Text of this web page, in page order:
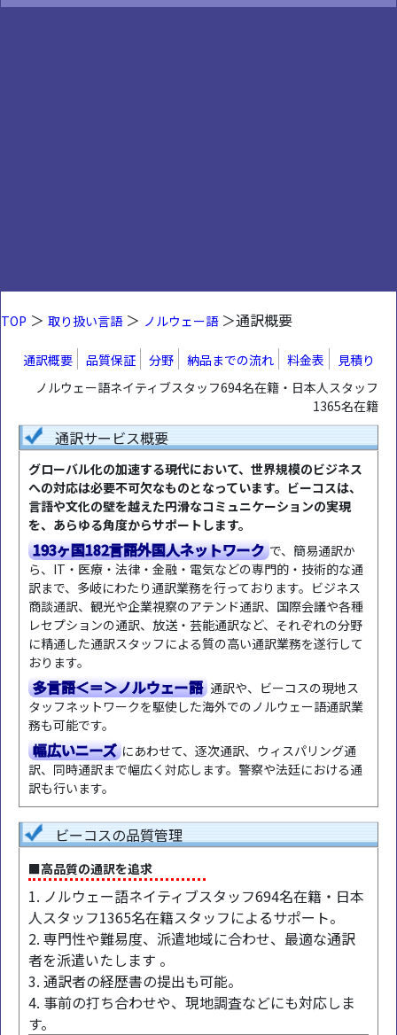
TOP ＞ 取り扱い言語＞ ノルウェー語＞通訳概要
通訳概要 品質保証 分野 納品までの流れ 料金表
見積り
ノルウェー語ネイティブスタッフ694名在籍・日本人スタッフ
1365名在籍
通訳サービス概要
グローバル化の加速する現代において、世界規模のビジネス
への対応は必要不可欠なものとなっています。ビーコスは、
言語や文化の壁を越えた円滑なコミュニケーションの実現
を、あらゆる角度からサポートします。
193ヶ国182言語外国人ネットワーク で、簡易通訳か
ら、IT・医療・法律・金融・電気などの専門的・技術的な通
訳まで、多岐にわたり通訳業務を行っております。ビジネス
商談通訳、観光や企業視察のアテンド通訳、国際会議や各種
レセプションの通訳、放送・芸能通訳など、それぞれの分野
に精通した通訳スタッフによる質の高い通訳業務を遂行して
おります。
多言語＜＝＞ノルウェー語 通訳や、ビーコスの現地ス
タッフネットワークを駆使した海外でのノルウェー語通訳業
務も可能です。
幅広いニーズ にあわせて、逐次通訳、ウィスパリング通
訳、同時通訳まで幅広く対応します。警察や法廷における通
訳も行います。
ビーコスの品質管理
■高品質の通訳を追求
1. ノルウェー語ネイティブスタッフ694名在籍・日本
人スタッフ1365名在籍スタッフによるサポート。
2. 専門性や難易度、派遣地域に合わせ、最適な通訳
者を派遣いたします 。
3. 通訳者の経歴書の提出も可能。
4. 事前の打ち合わせや、現地調査などにも対応しま
す。